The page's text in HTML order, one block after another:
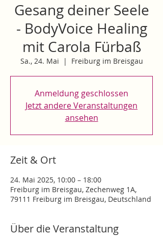
Gesang deiner Seele
- BodyVoice Healing
mit Carola Fürbaß
Sa., 24. Mai
  |
Freiburg im Breisgau
Anmeldung geschlossen
Jetzt andere Veranstaltungen
ansehen
Zeit & Ort
24. Mai 2025, 10:00 – 18:00
Freiburg im Breisgau, Zechenweg 1A,
79111 Freiburg im Breisgau, Deutschland
Über die Veranstaltung